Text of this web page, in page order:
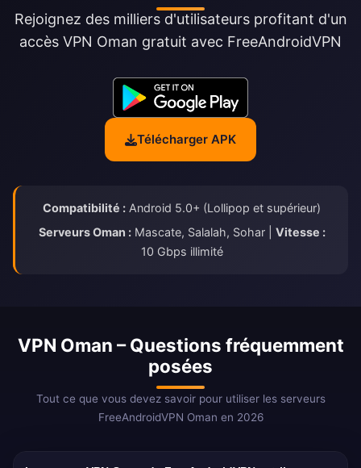
Rejoignez des milliers d'utilisateurs profitant d'un
accès VPN Oman gratuit avec FreeAndroidVPN
Télécharger APK
Compatibilité : Android 5.0+ (Lollipop et supérieur)
Serveurs Oman :Mascate, Salalah, Sohar | Vitesse :
10 Gbps illimité
VPN Oman – Questions fréquemment
posées
Tout ce que vous devez savoir pour utiliser les serveurs
FreeAndroidVPN Oman en 2026